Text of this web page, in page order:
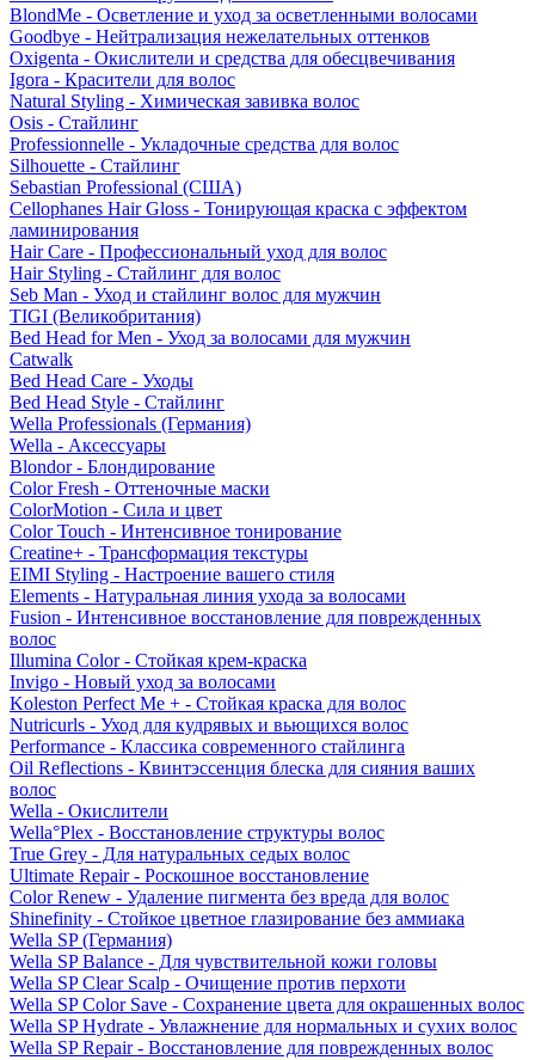
BlondMe - Осветление и уход за осветленными волосами
Goodbye - Нейтрализация нежелательных оттенков
Oxigenta - Окислители и средства для обесцвечивания
Igora - Красители для волос
Natural Styling - Химическая завивка волос
Osis - Стайлинг
Professionnelle - Укладочные средства для волос
Silhouette - Стайлинг
Sebastian Professional (США)
Cellophanes Hair Gloss - Тонирующая краска с эффектом
ламинирования
Hair Care - Профессиональный уход для волос
Hair Styling - Стайлинг для волос
Seb Man - Уход и стайлинг волос для мужчин
TIGI (Великобритания)
Bed Head for Men - Уход за волосами для мужчин
Catwalk
Bed Head Care - Уходы
Bed Head Style - Стайлинг
Wella Professionals (Германия)
Wella - Аксессуары
Blondor - Блондирование
Color Fresh - Оттеночные маски
ColorMotion - Сила и цвет
Color Touch - Интенсивное тонирование
Creatine+ - Трансформация текстуры
EIMI Styling - Настроение вашего стиля
Elements - Натуральная линия ухода за волосами
Fusion - Интенсивное восстановление для поврежденных
волос
Illumina Color - Стойкая крем-краска
Invigo - Новый уход за волосами
Koleston Perfect Me + - Стойкая краска для волос
Nutricurls - Уход для кудрявых и вьющихся волос
Performance - Классика современного стайлинга
Oil Reflections - Квинтэссенция блеска для сияния ваших
волос
Wella - Окислители
Wella°Plex - Восстановление структуры волос
True Grey - Для натуральных седых волос
Ultimate Repair - Роскошное восстановление
Color Renew - Удаление пигмента без вреда для волос
Shinefinity - Стойкое цветное глазирование без аммиака
Wella SP (Германия)
Wella SP Balance - Для чувствительной кожи головы
Wella SP Clear Scalp - Очищение против перхоти
Wella SP Color Save - Сохранение цвета для окрашенных волос
Wella SP Hydrate - Увлажнение для нормальных и сухих волос
Wella SP Repair - Восстановление для поврежденных волос